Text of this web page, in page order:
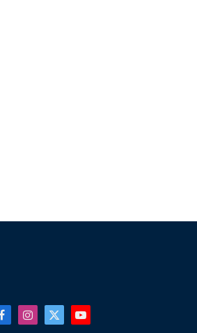
FacebookInstagram
X
YouTube